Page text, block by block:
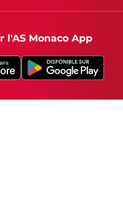
l'AS Monaco App